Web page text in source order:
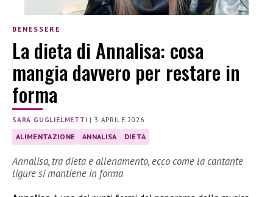
BENESSERE
La dieta di Annalisa: cosa
mangia davvero per restare in
forma
SARA GUGLIELMETTI |3 APRILE 2026
ALIMENTAZIONE ANNALISA DIETA
Annalisa, tra dieta e allenamento, ecco come la cantante
ligure si mantiene in forma